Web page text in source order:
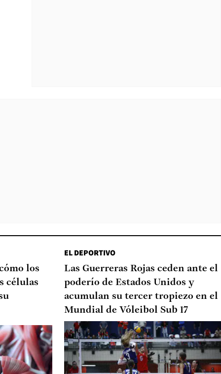
los
células
EL DEPORTIVO
Las Guerreras Rojas ceden ante el
poderío de Estados Unidos y
acumulan su tercer tropiezo en el
Mundial de Vóleibol Sub 17